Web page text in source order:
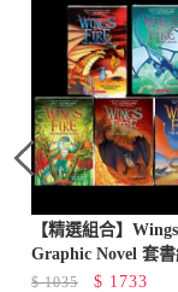
【精選組合】
Graphic Novel 套
$1035 $ 1733